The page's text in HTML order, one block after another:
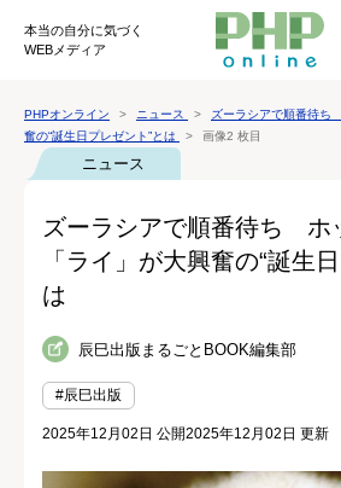
本当の自分に気づく
WEBメディア
PHPオンライン ニュース
ズーラシアで順番待ち
奮の“誕生日プレゼント”とは
画像2 枚目
ニュース
ズーラシアで順番待ち ホ
「ライ」が大興奮の“誕生
は
辰巳出版まるごとBOOK編集部
#辰巳出版
2025年12月02日 公開2025年12月02日 更新